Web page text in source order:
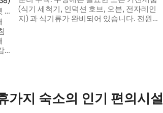
2
(식기 세척기, 인덕션 호브, 오븐, 전자레인
지) 과 식기류가 완비되어 있습니다. 전원주
스키 트랙까지 짧은 여행!
가지 숙소의 인기 편의시설